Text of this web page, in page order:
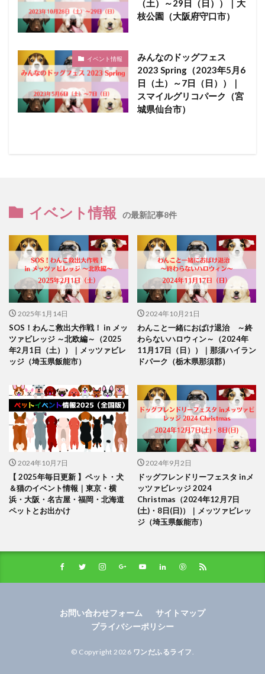
（土）～29日（日））｜大
枝公園（大阪府守口市）
イベント情報
みんなのドッグフェス
2023 Spring（2023年5月6
日（土）～7日（日））｜
スマイルグリコパーク（宮
城県仙台市）
イベント情報 の最新記事8件
2025年1月14日
SOS！わんこ救出大作戦！ in メッ
ツァビレッジ ～北欧編～（2025
年2月1日（土））｜メッツァビレ
ッジ（埼玉県飯能市）
2024年10月21日
わんこと一緒におばけ退治 ～終
わらないハロウィン～（2024年
11月17日（日））｜那須ハイラン
ドパーク（栃木県那須郡）
2024年10月7日
【 2025年毎日更新 】ペット・犬
＆猫のイベント情報｜東京・横
浜・大阪・名古屋・福岡・北海道
ペットとお出かけ
2024年9月2日
ドッグフレンドリーフェスタ inメ
ッツァビレッジ 2024
Christmas（2024年12月7日
(土)・8日(日)）｜メッツァビレッ
ジ（埼玉県飯能市）
お問い合わせフォーム
サイトマップ
プライバシーポリシー
© Copyright 2026 ワンだふるライフ.